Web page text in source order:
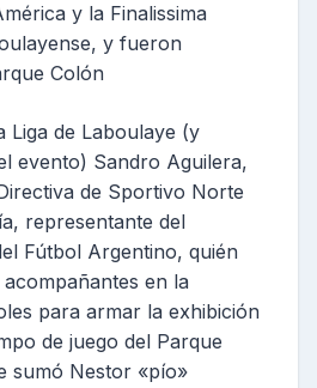
y la Finalissima
y fueron
Colón
Liga de Laboulaye (y
evento) Sandro Aguilera,
de Sportivo Norte
representante del
Fútbol Argentino, quién
en la
para armar la exhibición
de juego del Parque
sumó Nestor «pío»